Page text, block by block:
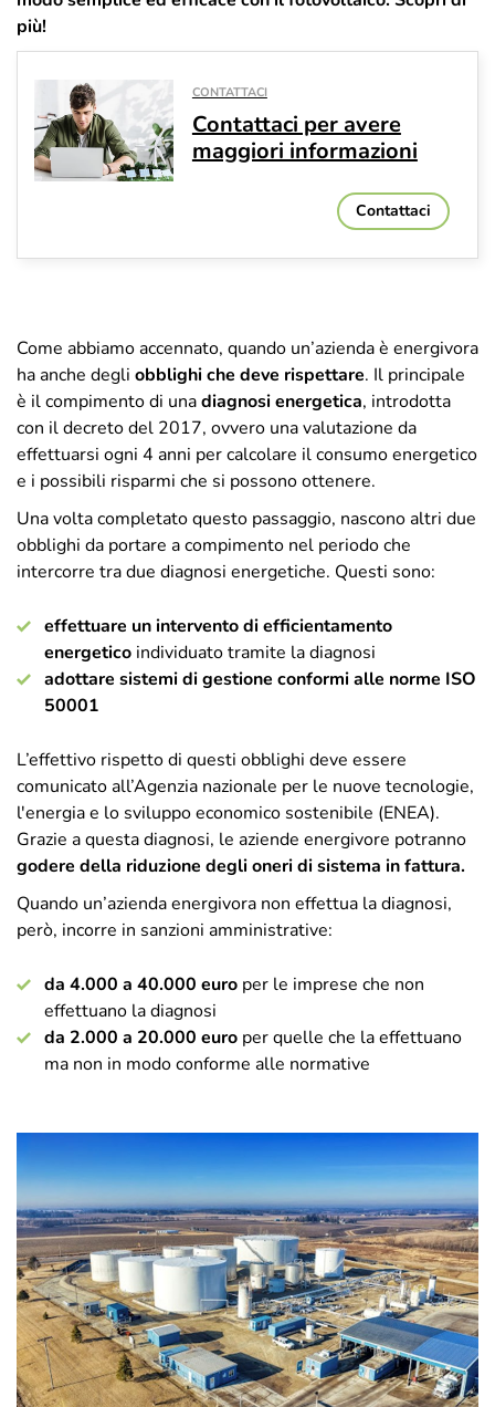
più!
CONTATTACI
Contattaci per avere
maggiori informazioni
Contattaci
Come abbiamo accennato, quando un’azienda è energivora
ha anche degli obblighi che deve rispettare. Il principale
è il compimento di unadiagnosi energetica, introdotta
con il decreto del 2017, ovvero una valutazione da
effettuarsi ogni 4 anni per calcolare il consumo energetico
e i possibili risparmi che si possono ottenere.
Una volta completato questo passaggio, nascono altri due
obblighi da portare a compimento nel periodo che
intercorre tra due diagnosi energetiche. Questi sono:
effettuare un intervento di efficientamento
energetico individuato tramite la diagnosi
adottare sistemi di gestione conformi alle norme ISO
50001
L’effettivo rispetto di questi obblighi deve essere
comunicato all’Agenzia nazionale per le nuove tecnologie,
l'energia e lo sviluppo economico sostenibile (ENEA).
Grazie a questa diagnosi, le aziende energivore potranno
godere della riduzione degli oneri di sistema in fattura.
Quando un’azienda energivora non effettua la diagnosi,
però, incorre in sanzioni amministrative:
da 4.000 a 40.000 euro per le imprese che non
effettuano la diagnosi
da 2.000 a 20.000 euro per quelle che la effettuano
ma non in modo conforme alle normative